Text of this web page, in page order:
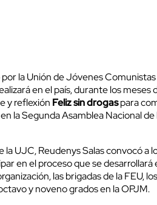
la Unión de Jóvenes
en el país, durante los meses
y reflexión Feliz sin drogaspara
la Segunda Asamblea Nacional de
UJC, Reudenys Salas convocó a
en el proceso que se desarrollará
las brigadas de la FEU,
y noveno grados en la OPJM.